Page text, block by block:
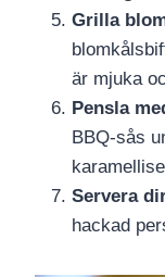
Grilla
är mjuka
Pensla
BBQ-sås
Servera
hackad